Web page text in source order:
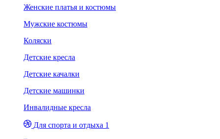
Женские платья и костюмы
Мужские костюмы
Коляски
Детские кресла
Детские качалки
Детские машинки
Инвалидные кресла
Для спорта и отдыха 1